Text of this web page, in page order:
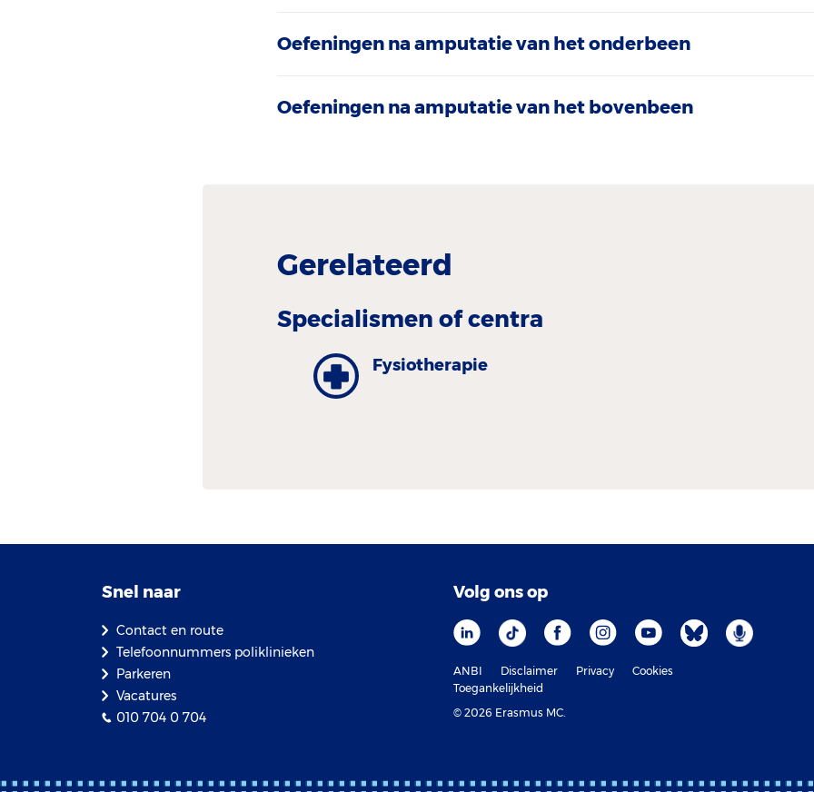
Oefeningen na amputatie van het onderbeen
Oefeningen na amputatie van het bovenbeen
Gerelateerd
Specialismen of centra
Fysiotherapie
Snel naar
Contact en route
Telefoonnummers poliklinieken
Parkeren
Vacatures
010 704 0 704
Volg ons op
ANBI Disclaimer Privacy
Cookies
Toegankelijkheid
© 2026 Erasmus MC.